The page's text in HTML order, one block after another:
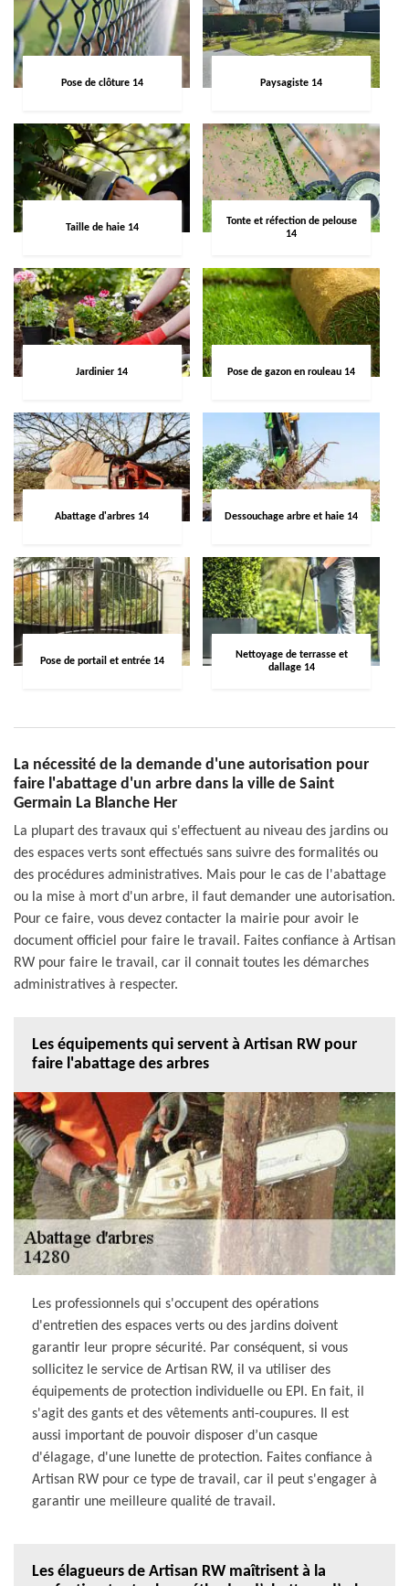
Pose de clôture 14 Paysagiste 14
Taille de haie 14
Tonte et réfection de pelouse
14
Jardinier 14 Pose de gazon en rouleau 14
Abattage d'arbres 14 Dessouchage arbre et haie 14
Pose de portail et entrée 14
Nettoyage de terrasse et
dallage 14
La nécessité de la demande d'une autorisation pour
faire l'abattage d'un arbre dans la ville de Saint
Germain La Blanche Her
La plupart des travaux qui s'effectuent au niveau des jardins ou
des espaces verts sont effectués sans suivre des formalités ou
des procédures administratives. Mais pour le cas de l'abattage
ou la mise à mort d'un arbre, il faut demander une autorisation.
Pour ce faire, vous devez contacter la mairie pour avoir le
document officiel pour faire le travail. Faites confiance à Artisan
RW pour faire le travail, car il connait toutes les démarches
administratives à respecter.
Les équipements qui servent à Artisan RW pour
faire l'abattage des arbres
Les professionnels qui s'occupent des opérations
d'entretien des espaces verts ou des jardins doivent
garantir leur propre sécurité. Par conséquent, si vous
sollicitez le service de Artisan RW, il va utiliser des
équipements de protection individuelle ou EPI. En fait, il
s'agit des gants et des vêtements anti-coupures. Il est
aussi important de pouvoir disposer d’un casque
d'élagage, d'une lunette de protection. Faites confiance à
Artisan RW pour ce type de travail, car il peut s'engager à
garantir une meilleure qualité de travail.
Les élagueurs de Artisan RW maîtrisent à la